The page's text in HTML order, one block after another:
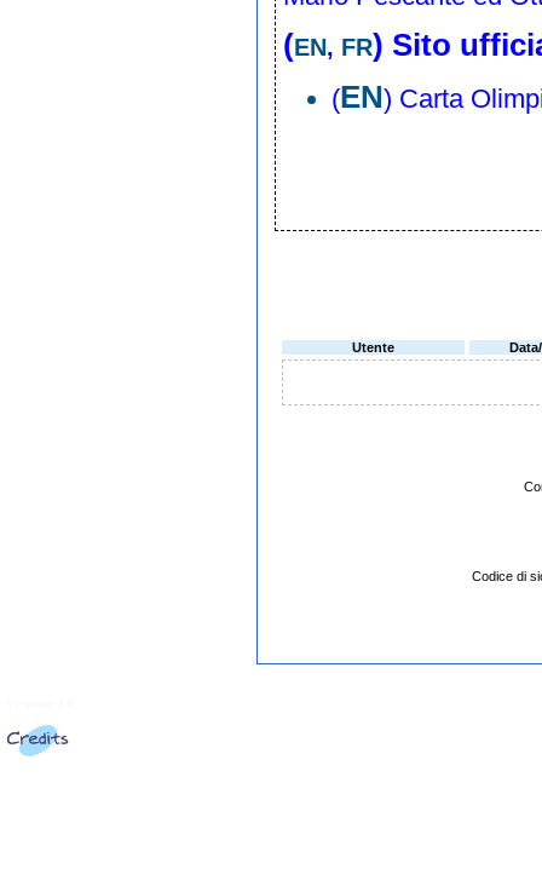
(EN, FR) Sito
(EN) Carta
Utente
Codice di